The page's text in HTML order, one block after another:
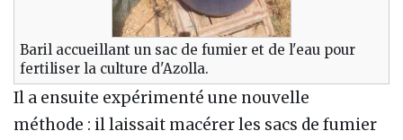
Baril accueillant un sac de fumier et de l'eau pour
fertiliser la culture d'Azolla.
Il a ensuite expérimenté une nouvelle
méthode : il laissait macérer les sacs de fumier